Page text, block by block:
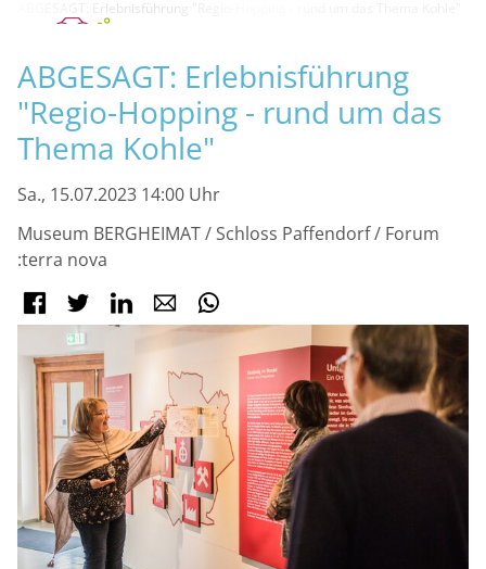
ABGESAGT: Erlebnisführung "Regio-Hopping - rund um das Thema Kohle"
ABGESAGT: Erlebnisführung
"Regio-Hopping - rund um das
Thema Kohle"
Sa., 15.07.2023 14:00 Uhr
Museum BERGHEIMAT / Schloss Paffendorf / Forum
:terra nova
Facebook
Twitter LinkedInE-mail